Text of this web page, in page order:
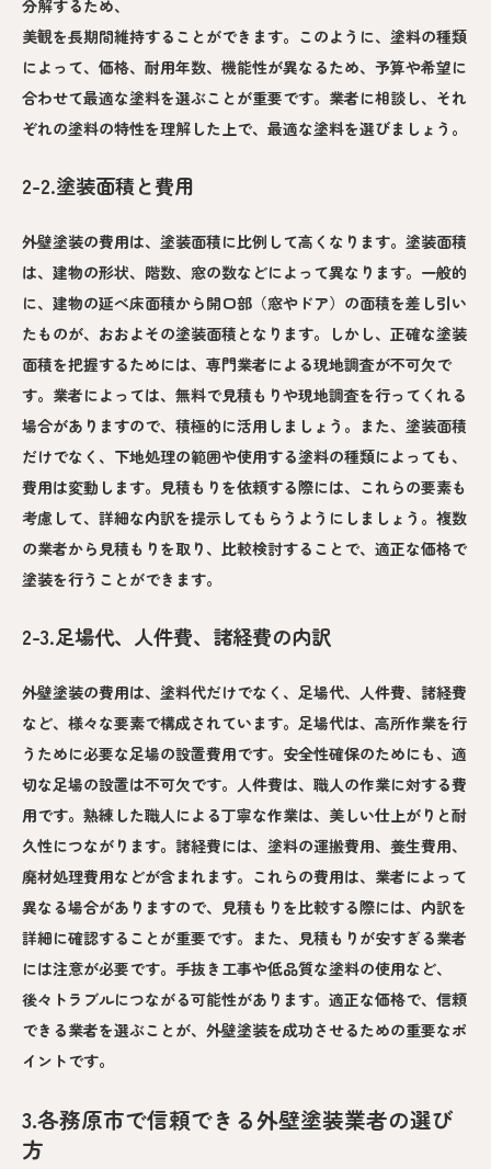
分解するため、
美観を長期間維持することができます。このように、塗料の種類
によって、価格、耐用年数、機能性が異なるため、予算や希望に
合わせて最適な塗料を選ぶことが重要です。業者に相談し、それ
ぞれの塗料の特性を理解した上で、最適な塗料を選びましょう。
2-2.塗装面積と費用
外壁塗装の費用は、塗装面積に比例して高くなります。塗装面積
は、建物の形状、階数、窓の数などによって異なります。一般的
に、建物の延べ床面積から開口部（窓やドア）の面積を差し引い
たものが、おおよその塗装面積となります。しかし、正確な塗装
面積を把握するためには、専門業者による現地調査が不可欠で
す。業者によっては、無料で見積もりや現地調査を行ってくれる
場合がありますので、積極的に活用しましょう。また、塗装面積
だけでなく、下地処理の範囲や使用する塗料の種類によっても、
費用は変動します。見積もりを依頼する際には、これらの要素も
考慮して、詳細な内訳を提示してもらうようにしましょう。複数
の業者から見積もりを取り、比較検討することで、適正な価格で
塗装を行うことができます。
2-3.足場代、人件費、諸経費の内訳
外壁塗装の費用は、塗料代だけでなく、足場代、人件費、諸経費
など、様々な要素で構成されています。足場代は、高所作業を行
うために必要な足場の設置費用です。安全性確保のためにも、適
切な足場の設置は不可欠です。人件費は、職人の作業に対する費
用です。熟練した職人による丁寧な作業は、美しい仕上がりと耐
久性につながります。諸経費には、塗料の運搬費用、養生費用、
廃材処理費用などが含まれます。これらの費用は、業者によって
異なる場合がありますので、見積もりを比較する際には、内訳を
詳細に確認することが重要です。また、見積もりが安すぎる業者
には注意が必要です。手抜き工事や低品質な塗料の使用など、
後々トラブルにつながる可能性があります。適正な価格で、信頼
できる業者を選ぶことが、外壁塗装を成功させるための重要なポ
イントです。
3.各務原市で信頼できる外壁塗装業者の選び
方